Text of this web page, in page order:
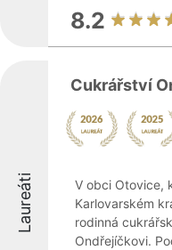
8.2
Laureáti
Cukrářství
V obci Otovice,
Karlovarském
rodinná
Ondřejíčkovi.